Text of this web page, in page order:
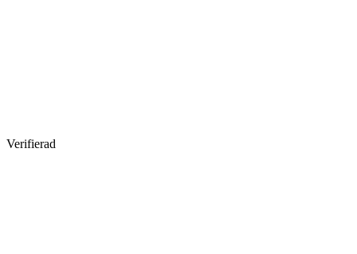
Verifierad